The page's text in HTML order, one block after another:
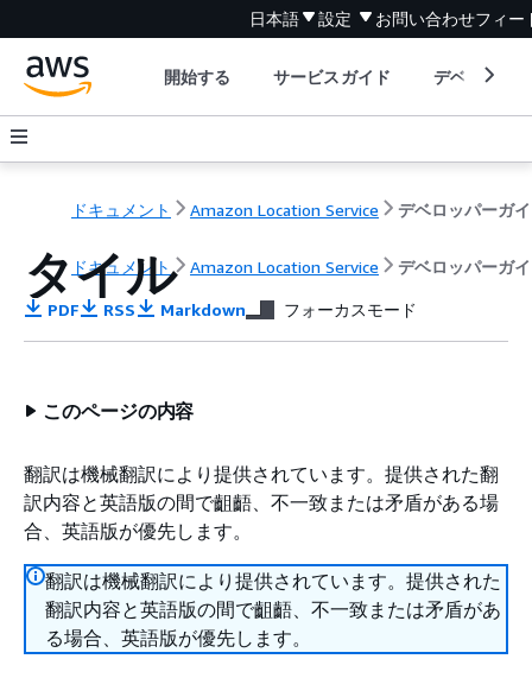
日本語 設定 お問い合わせフィー
開始する サービスガイド デベロッパ
ドキュメント Amazon Location Service デベロッパーガ
ドキュメント Amazon Location Service デベロッパーガ
タイル
PDF RSS Markdown フォーカスモード
このページの内容
翻訳は機械翻訳により提供されています。提供された翻
訳内容と英語版の間で齟齬、不一致または矛盾がある場
合、英語版が優先します。
翻訳は機械翻訳により提供されています。提供された
翻訳内容と英語版の間で齟齬、不一致または矛盾があ
る場合、英語版が優先します。